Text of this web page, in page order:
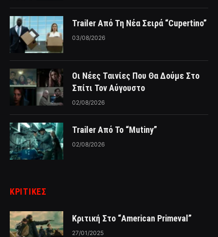
Trailer Από Τη Νέα Σειρά “Cupertino”
03/08/2026
Οι Νέες Ταινίες Που Θα Δούμε Στο
Σπίτι Τον Αύγουστο
02/08/2026
Trailer Από Το “Mutiny”
02/08/2026
ΚΡΙΤΙΚΈΣ
Κριτική Στο “American Primeval”
27/01/2025